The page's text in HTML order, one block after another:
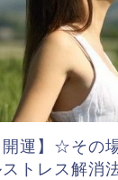
開運】☆その
ストレス解消